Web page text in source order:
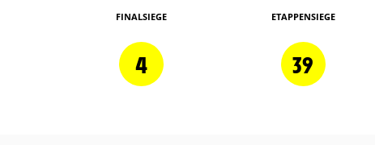
FINALSIEGE
4
ETAPPENSIEGE
39